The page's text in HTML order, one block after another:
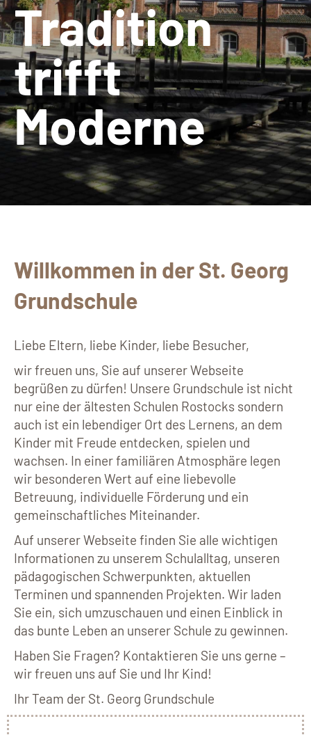
Tradition
trifft
Moderne
Willkommen in der St. Georg
Grundschule
Liebe Eltern, liebe Kinder, liebe Besucher,
wir freuen uns, Sie auf unserer Webseite
begrüßen zu dürfen! Unsere Grundschule ist nicht
nur eine der ältesten Schulen Rostocks sondern
auch ist ein lebendiger Ort des Lernens, an dem
Kinder mit Freude entdecken, spielen und
wachsen. In einer familiären Atmosphäre legen
wir besonderen Wert auf eine liebevolle
Betreuung, individuelle Förderung und ein
gemeinschaftliches Miteinander.
Auf unserer Webseite finden Sie alle wichtigen
Informationen zu unserem Schulalltag, unseren
pädagogischen Schwerpunkten, aktuellen
Terminen und spannenden Projekten. Wir laden
Sie ein, sich umzuschauen und einen Einblick in
das bunte Leben an unserer Schule zu gewinnen.
Haben Sie Fragen? Kontaktieren Sie uns gerne –
wir freuen uns auf Sie und Ihr Kind!
Ihr Team der St. Georg Grundschule